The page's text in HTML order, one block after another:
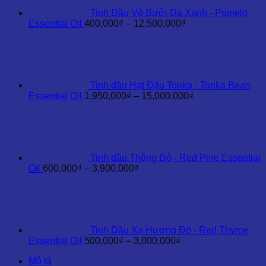
Tinh Dầu Vỏ Bưởi Da Xanh - Pomelo
Essential Oil 400,000₫ – 12,500,000₫
Tinh dầu Hạt Đậu Tonka - Tonka Bean
Essential Oil 1,950,000₫ – 15,000,000₫
Tinh dầu Thông Đỏ - Red Pine Essential
Oil 600,000₫ – 3,900,000₫
Tinh Dầu Xạ Hương Đỏ - Red Thyme
Essential Oil 500,000₫ – 3,000,000₫
Mô tả